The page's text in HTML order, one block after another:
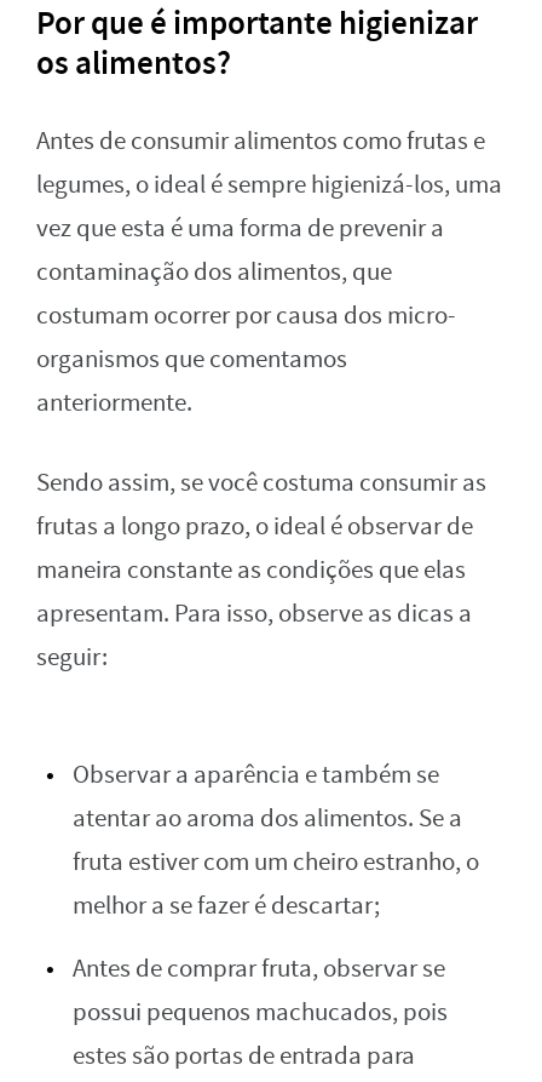
Por que é importante higienizar
os alimentos?
Antes de consumir alimentos como frutas e
legumes, o ideal é sempre higienizá-los, uma
vez que esta é uma forma de prevenir a
contaminação dos alimentos, que
costumam ocorrer por causa dos micro-
organismos que comentamos
anteriormente.
Sendo assim, se você costuma consumir as
frutas a longo prazo, o ideal é observar de
maneira constante as condições que elas
apresentam. Para isso, observe as dicas a
seguir:
Observar a aparência e também se
atentar ao aroma dos alimentos. Se a
fruta estiver com um cheiro estranho, o
melhor a se fazer é descartar;
Antes de comprar fruta, observar se
possui pequenos machucados, pois
estes são portas de entrada para